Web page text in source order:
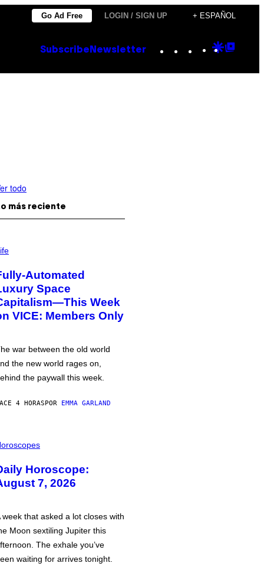
Go Ad Free LOGIN / SIGN UP + ESPAÑOL
Subscribe Newsletter Instagram
TikTok
YouTube
Google
todo
más reciente
Automated
Space
Week
VICE: Members Only
war between the old world
the new world rages on,
the paywall this week.
4 HORASPOR EMMA GARLAND
Horoscope:
7, 2026
week that asked a lot closes with
Moon sextiling Jupiter this
The exhale you’ve
waiting for arrives tonight.